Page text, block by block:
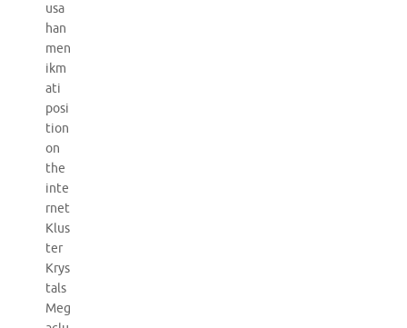
usa
han
men
ikm
ati
posi
tion
on
the
inte
rnet
Klus
ter
Krys
tals
Meg